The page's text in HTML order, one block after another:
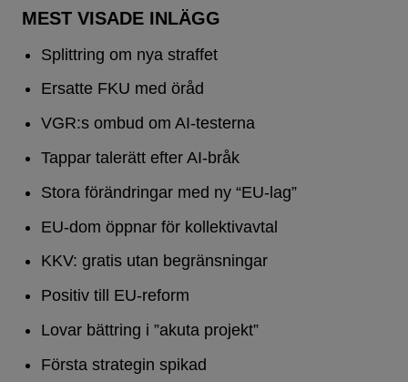
MEST VISADE INLÄGG
Splittring om nya straffet
Ersatte FKU med öråd
VGR:s ombud om AI-testerna
Tappar talerätt efter AI-bråk
Stora förändringar med ny “EU-lag”
EU-dom öppnar för kollektivavtal
KKV: gratis utan begränsningar
Positiv till EU-reform
Lovar bättring i ”akuta projekt”
Första strategin spikad